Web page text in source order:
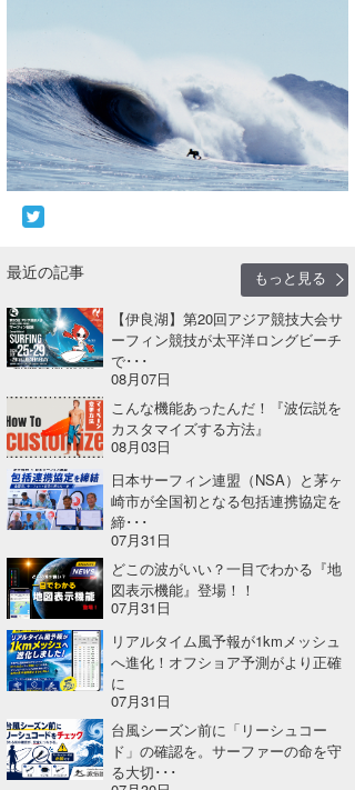
最近の記事
もっと見る
【伊良湖】第20回アジア競技大会サ
ーフィン競技が太平洋ロングビーチ
で･･･
08月07日
こんな機能あったんだ！『波伝説を
カスタマイズする方法』
08月03日
日本サーフィン連盟（NSA）と茅ヶ
崎市が全国初となる包括連携協定を
締･･･
07月31日
どこの波がいい？一目でわかる『地
図表示機能』登場！！
07月31日
リアルタイム風予報が1kmメッシュ
へ進化！オフショア予測がより正確
に
07月31日
台風シーズン前に「リーシュコー
ド」の確認を。サーファーの命を守
る大切･･･
DELTA FORCE SURF
CBA Films
熊谷素子
進士剛光
田原啓江
植村未来
大野”MAR”修聖
喜納海人
Aichan
chan-U
ECE
H
KID
KOBU
KY
MIN
mitz
S.K
Soulman
VAGY
waka☆=
YUKI☆